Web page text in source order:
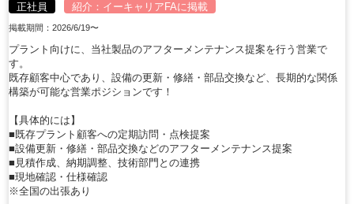
正社員 紹介： イーキャリアFAに掲載
掲載期間：2026/6/19〜
プラント向けに、当社製品のアフターメンテナンス提案を行う営業で
す。
既存顧客中心であり、設備の更新・修繕・部品交換など、長期的な関係
構築が可能な営業ポジションです！
【具体的には】
■既存プラント顧客への定期訪問・点検提案
■設備更新・修繕・部品交換などのアフターメンテナンス提案
■見積作成、納期調整、技術部門との連携
■現地確認・仕様確認
※全国の出張あり